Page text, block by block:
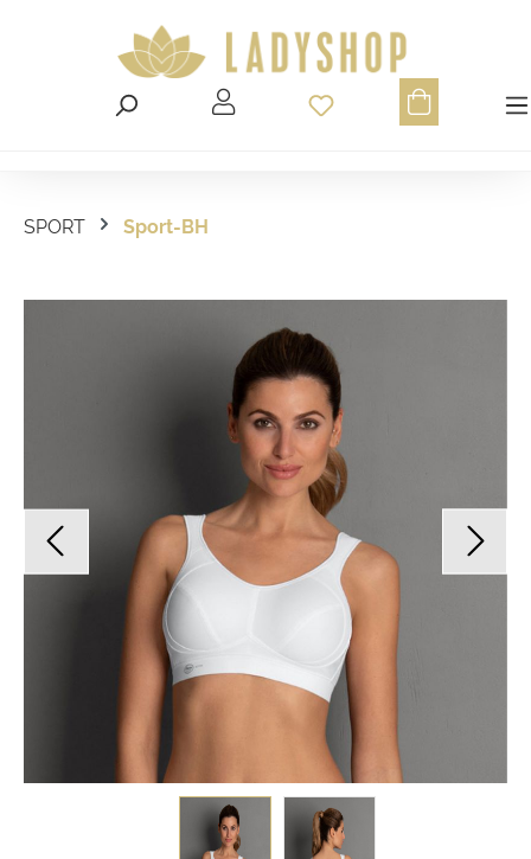
Du hast 0
SPORT Sport-BH
Bildergalerie überspringen